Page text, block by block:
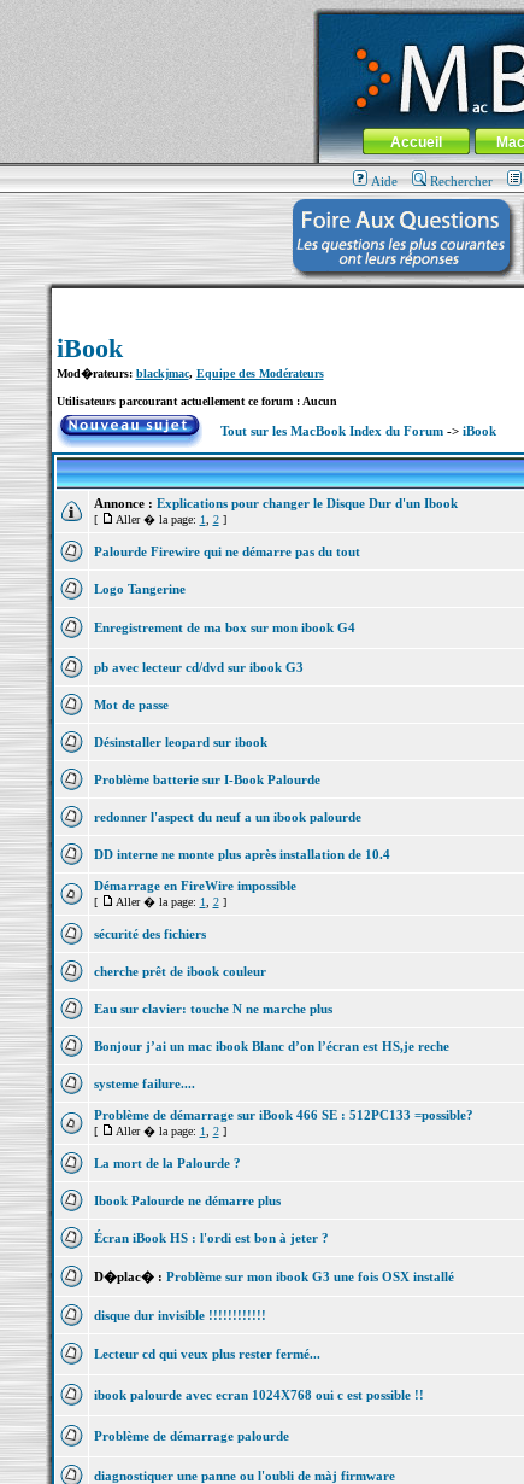
MacBook-fr.com : 100% Apple... 100%
Aller au contenu-Aller au
Menu général
Accueil
Aide Rechercher
iBook
Mod�rateurs: blackjmac, Equipe des Modérateurs
Utilisateurs parcourant actuellement ce forum : Aucun
Tout sur les MacBook Index du Forum-> iBook
Annonce : Explications pour changer le Disque Dur d'un Ibook
[ Aller � la page: 1 2]
Palourde Firewire qui ne démarre pas du tout
Logo Tangerine
Enregistrement de ma box sur mon ibook G4
pb avec lecteur cd/dvd sur ibook G3
Mot de passe
Désinstaller leopard sur ibook
Problème batterie sur I-Book Palourde
redonner l'aspect du neuf a un ibook palourde
DD interne ne monte plus après installation de 10.4
Démarrage en FireWire impossible
[ Aller � la page: 1 2]
sécurité des fichiers
cherche prêt de ibook couleur
Eau sur clavier: touche N ne marche plus
Bonjour j’ai un mac ibook Blanc d’on l’écran est HS,je reche
systeme failure....
Problème de démarrage sur iBook 466 SE : 512PC133 =possible?
[ Aller � la page: 1 2]
La mort de la Palourde ?
Ibook Palourde ne démarre plus
Écran iBook HS : l'ordi est bon à jeter ?
D�plac� : Problème sur mon ibook G3 une fois OSX installé
disque dur invisible !!!!!!!!!!!!
Lecteur cd qui veux plus rester fermé...
ibook palourde avec ecran 1024X768 oui c est possible !!
Problème de démarrage palourde
diagnostiquer une panne ou l'oubli de màj firmware